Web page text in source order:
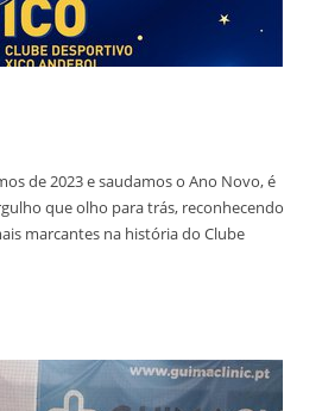
de 2023 e saudamos o Ano Novo, é
que olho para trás, reconhecendo
marcantes na história do Clube